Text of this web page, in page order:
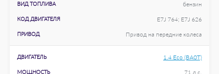
ВИД ТОПЛИВА бензин
КОД ДВИГАТЕЛЯ E7J 764; E7J 626
ПРИВОД Привод на передние колеса
ДВИГАТЕЛЬ 1.4 Eco (BA0T)
МОЩНОСТЬ 71 л.с.